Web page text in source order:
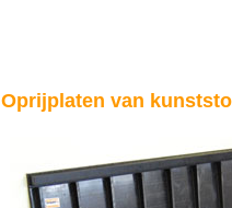
Oprijplaten van